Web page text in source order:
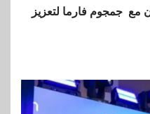
مع جمجوم فارما لتعزيز